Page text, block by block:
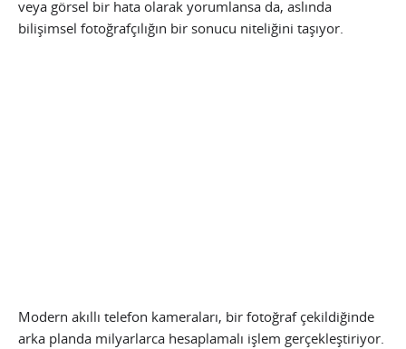
veya görsel bir hata olarak yorumlansa da, aslında
bilişimsel fotoğrafçılığın bir sonucu niteliğini taşıyor.
Modern akıllı telefon kameraları, bir fotoğraf çekildiğinde
arka planda milyarlarca hesaplamalı işlem gerçekleştiriyor.